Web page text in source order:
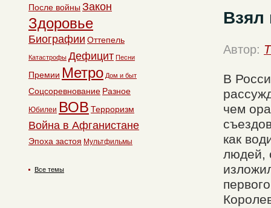
Взял
Автор:
В
чем
как
людей,
После войны Закон
Здоровье
Биографии Оттепель
Катастрофы Дефицит Песни
Премии Метро Дом и быт
Соцсоревнование Разное
Юбилеи ВОВ Терроризм
Война в Афганистане
Эпоха застоя Мультфильмы
Все темы